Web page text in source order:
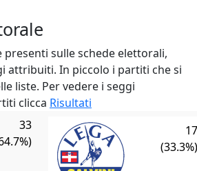
presenti sulle schede elettorali,
attribuiti. In piccolo i partiti che si
liste. Per vedere i seggi
clicca Risultati
33
17
(33.3%)